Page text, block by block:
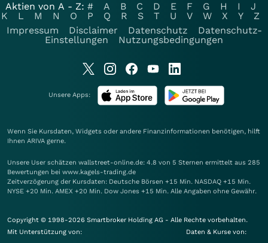
Aktien von A - Z: # A B C D E F G H I
J
K
L M N O P Q R S T U V W X Y
Z
Impressum
Disclaimer Datenschutz
Datenschutz-
Einstellungen
Nutzungsbedingungen
Unsere Apps:
Wenn Sie Kursdaten, Widgets oder andere Finanzinformationen benötigen, hilft
Ihnen ARIVA gerne.
Unsere User schätzen wallstreet-online.de: 4.8 von 5 Sternen ermittelt aus 285
Bewertungen bei www.kagels-trading.de
Zeitverzögerung der Kursdaten: Deutsche Börsen +15 Min. NASDAQ +15 Min.
NYSE +20 Min. AMEX +20 Min. Dow Jones +15 Min. Alle Angaben ohne Gewähr.
Copyright © 1998-2026 Smartbroker Holding AG - Alle Rechte vorbehalten.
Mit Unterstützung von:
Daten & Kurse von: